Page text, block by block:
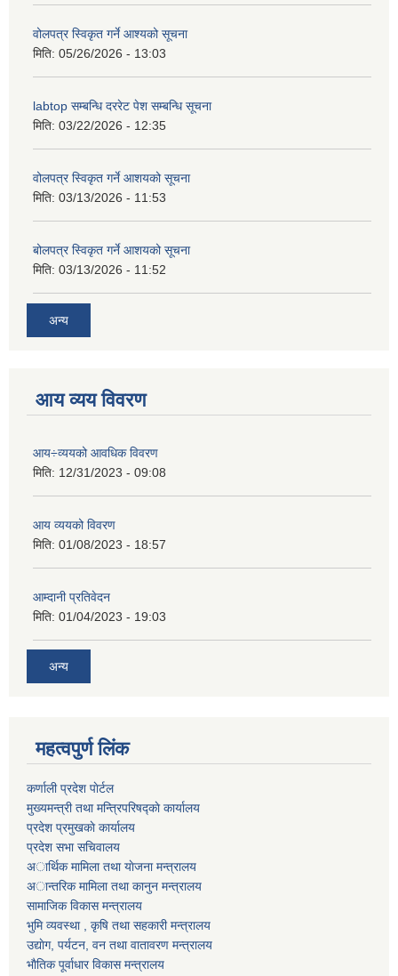
वोलपत्र स्विकृत गर्ने आश्यको सूचना
मिति: 05/26/2026 - 13:03
labtop सम्बन्धि दररेट पेश सम्बन्धि सूचना
मिति: 03/22/2026 - 12:35
वोलपत्र स्विकृत गर्ने आशयको सूचना
मिति: 03/13/2026 - 11:53
बोलपत्र स्विकृत गर्ने आशयको सूचना
मिति: 03/13/2026 - 11:52
अन्य
आय व्यय विवरण
आय÷व्ययको आवधिक विवरण
मिति: 12/31/2023 - 09:08
आय व्ययको विवरण
मिति: 01/08/2023 - 18:57
आम्दानी प्रतिवेदन
मिति: 01/04/2023 - 19:03
अन्य
महत्वपुर्ण लिंक
कर्णाली प्रदेश पाेर्टल
मुख्यमन्त्री तथा मन्त्रिपरिषद्काे कार्यालय
प्रदेश प्रमुखकाे कार्यालय
प्रदेश सभा सचिवालय
अार्थिक मामिला तथा याेजना मन्त्रालय
अान्तरिक मामिला तथा कानुन मन्त्रालय
सामाजिक विकास मन्त्रालय
भुमि व्यवस्था , कृषि तथा सहकारी मन्त्रालय
उद्याेग, पर्यटन, वन तथा वातावरण मन्त्रालय
भाैतिक पूर्वाधार विकास मन्त्रालय